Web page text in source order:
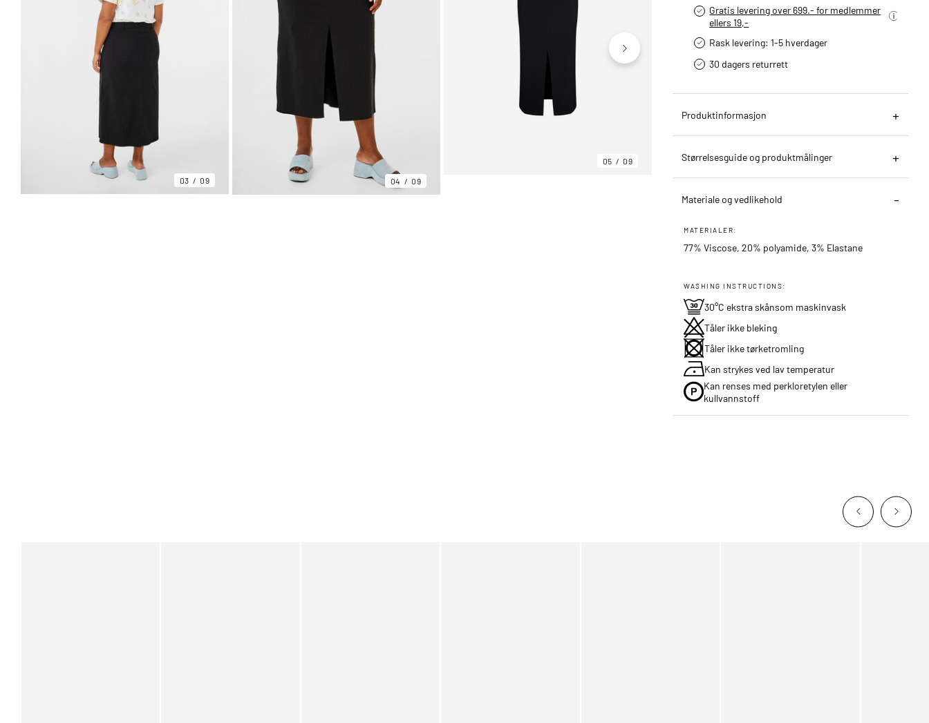
03 09 04 09
05 09 06
Gratis levering over 699.- for medlemmer
ellers 19,-
Rask levering: 1-5 hverdager
30 dagers returrett
Produktinformasjon
Størrelsesguide og produktmålinger
Materiale og vedlikehold
MATERIALER:
77% Viscose, 20% polyamide, 3% Elastane
WASHING INSTRUCTIONS:
30°C ekstra skånsom maskinvask
Tåler ikke bleking
Tåler ikke tørketromling
Kan strykes ved lav temperatur
Kan renses med perkloretylen eller
kullvannstoff